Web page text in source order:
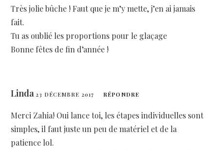
Très jolie bûche ! Faut que je m’y mette, j’en ai jamais
fait.
Tu as oublié les proportions pour le glaçage
Bonne fêtes de fin d’année !
Linda23 DÉCEMBRE 2017 RÉPONDRE
Merci Zahia! Oui lance toi, les étapes individuelles sont
simples, il faut juste un peu de matériel et de la
patience lol.